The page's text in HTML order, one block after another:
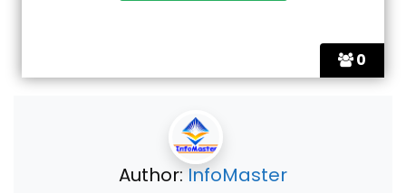
0
Author: InfoMaster